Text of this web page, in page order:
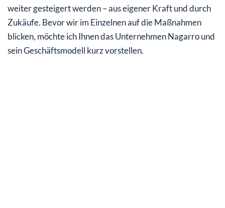
weiter gesteigert werden – aus eigener Kraft und durch
Zukäufe. Bevor wir im Einzelnen auf die Maßnahmen
blicken, möchte ich Ihnen das Unternehmen Nagarro und
sein Geschäftsmodell kurz vorstellen.